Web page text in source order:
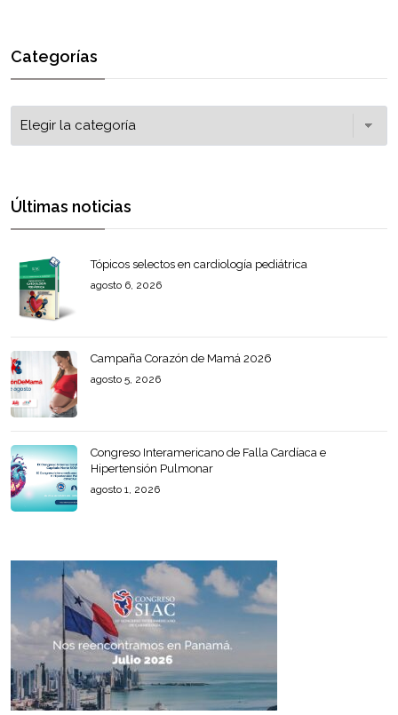
Categorías
Últimas noticias
Tópicos selectos en cardiología pediátrica
agosto 6, 2026
Campaña Corazón de Mamá 2026
agosto 5, 2026
Congreso Interamericano de Falla Cardíaca e
Hipertensión Pulmonar
agosto 1, 2026